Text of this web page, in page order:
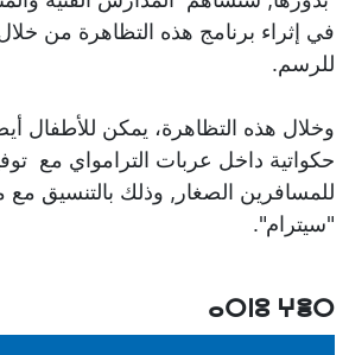
في إثراء برنامج هذه التظاهرة من
للرسم.
وخلال هذه التظاهرة، يمكن للأطفال
حكواتية داخل عربات الترامواي مع
للمسافرين الصغار, وذلك بالتنسيق
"سيترام".
ⴰⵔⵏⵓ ⵖⴻⵔ